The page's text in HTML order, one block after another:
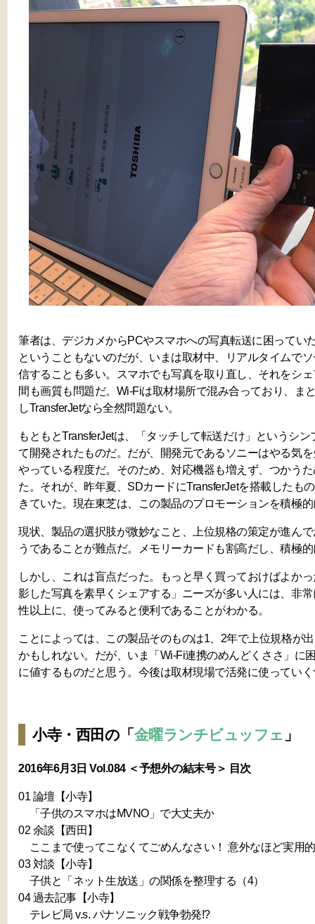
筆者は、デジカメからPCやスマホへの写真転送に困ってい
ということもないのだが、いまは取材中、リアルタイムで
信することも多い。スマホでも写真を取り直し、それをシ
間も画質も問題だ。Wi-Fiは取材場所で混み合っており、ま
しTransferJetなら全然問題ない。
もともとTransferJetは、「タッチして転送だけ」というシ
て開発されたものだ。だが、開発元であるソニーはやる気
やっている程度だ。そのため、対応機器も増えず、つかう
た。それが、昨年夏、SDカードにTransferJetを搭載したも
きていた。現在東芝は、この製品のプロモーションを積極
現状、製品の選択肢が微妙なこと、上位規格の策定が進ん
うであることが難点だ。メモリーカードも割高だし、積極
しかし、これは盲点だった。もっと早く買っておけばよか
影した写真を素早くシェアする」ニーズが多い人には、非
性以上に、使ってみると便利であることがわかる。
ことによっては、この製品そのものは1、2年で上位規格が
かもしれない。だが、いま「Wi-Fi連携のめんどくささ」に
に値するものだと思う。今後は取材現場で活発に使ってい
小寺・西田の「 金曜ランチビュッフェ 」
2016年6月3日 Vol.084 ＜予想外の結末号＞ 目次
01 論壇【小寺】
「子供のスマホはMVNO」で大丈夫か
02 余談【西田】
ここまで使ってこなくてごめんなさい！ 意外なほど実用
03 対談【小寺】
子供と「ネット生放送」の関係を整理する（4）
04 過去記事【小寺】
テレビ局 v.s. パナソニック戦争勃発!?